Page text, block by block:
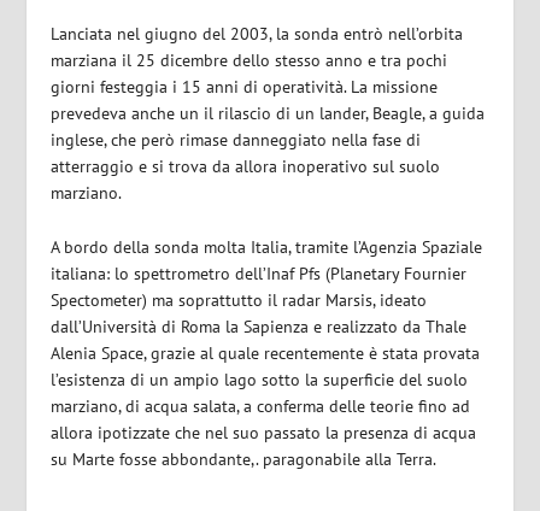
Lanciata nel giugno del 2003, la sonda entrò nell’orbita
marziana il 25 dicembre dello stesso anno e tra pochi
giorni festeggia i 15 anni di operatività. La missione
prevedeva anche un il rilascio di un lander, Beagle, a guida
inglese, che però rimase danneggiato nella fase di
atterraggio e si trova da allora inoperativo sul suolo
marziano.
A bordo della sonda molta Italia, tramite l’Agenzia Spaziale
italiana: lo spettrometro dell’Inaf Pfs (Planetary Fournier
Spectometer) ma soprattutto il radar Marsis, ideato
dall’Università di Roma la Sapienza e realizzato da Thale
Alenia Space, grazie al quale recentemente è stata provata
l’esistenza di un ampio lago sotto la superficie del suolo
marziano, di acqua salata, a conferma delle teorie fino ad
allora ipotizzate che nel suo passato la presenza di acqua
su Marte fosse abbondante,. paragonabile alla Terra.